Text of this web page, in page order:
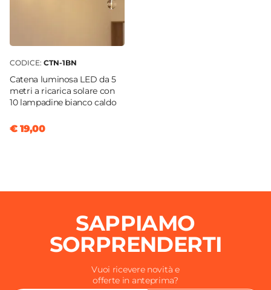
Caratteristiche Tavolo
110 cm
Profondità
Materiale Piano
Colore Struttura
Antracite
CODICE: CTN-1BN
Catena luminosa LED da 5
metri a ricarica solare con
10 lampadine bianco caldo
€ 19,00
SAPPIAMO
SORPRENDERTI
Vuoi ricevere novità e
offerte in anteprima?